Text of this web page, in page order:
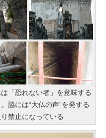
「恐れない者」を意味する
脇には“大仏の声”を発する
禁止になっている